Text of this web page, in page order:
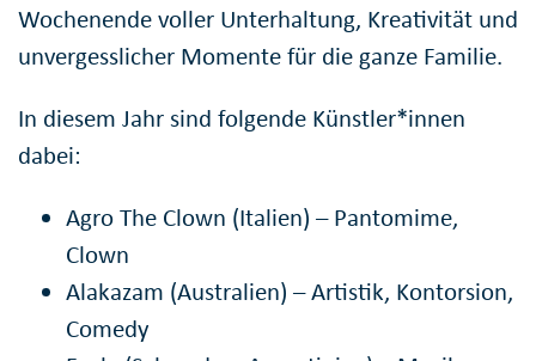
Wochenende voller Unterhaltung, Kreativität und
unvergesslicher Momente für die ganze Familie.
In diesem Jahr sind folgende Künstler*innen
dabei:
Agro The Clown (Italien) – Pantomime,
Clown
Alakazam (Australien) – Artistik, Kontorsion,
Comedy